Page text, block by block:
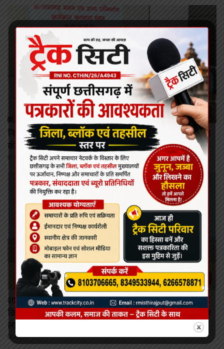
रायपुर
निर्माण श्रमिकों के कल्याण हेतु अनेक महत्वपूर्ण निर्णयों को मंडल
की बैठक में मिली स्वीकृति
August 6, 2026
रायपुर
शासन की जनकल्याणकारी योजनाओं का करें समयबद्ध
क्रियान्वयन , प्रत्येक पात्र व्यक्ति को मिले शासन की योजनाओं का
लाभ : मुख्यमंत्री विष्णुदेव साय।
August 6, 2026